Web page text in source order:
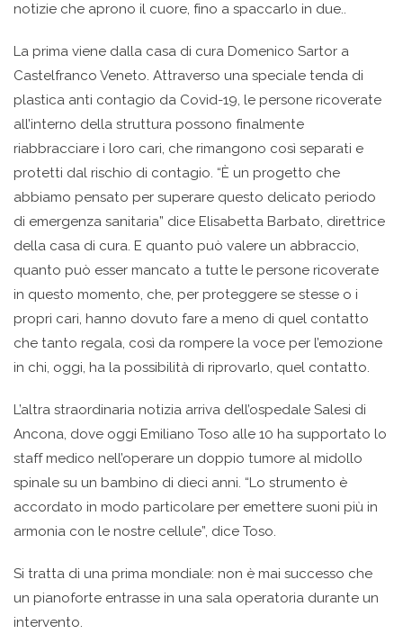
notizie che aprono il cuore, fino a spaccarlo in due..
La prima viene dalla casa di cura Domenico Sartor a
Castelfranco Veneto. Attraverso una speciale tenda di
plastica anti contagio da Covid-19, le persone ricoverate
all’interno della struttura possono finalmente
riabbracciare i loro cari, che rimangono così separati e
protetti dal rischio di contagio. “È un progetto che
abbiamo pensato per superare questo delicato periodo
di emergenza sanitaria” dice Elisabetta Barbato, direttrice
della casa di cura. E quanto può valere un abbraccio,
quanto può esser mancato a tutte le persone ricoverate
in questo momento, che, per proteggere se stesse o i
propri cari, hanno dovuto fare a meno di quel contatto
che tanto regala, così da rompere la voce per l’emozione
in chi, oggi, ha la possibilità di riprovarlo, quel contatto.
L’altra straordinaria notizia arriva dell’ospedale Salesi di
Ancona, dove oggi Emiliano Toso alle 10 ha supportato lo
staff medico nell’operare un doppio tumore al midollo
spinale su un bambino di dieci anni. “Lo strumento è
accordato in modo particolare per emettere suoni più in
armonia con le nostre cellule”, dice Toso.
Si tratta di una prima mondiale: non è mai successo che
un pianoforte entrasse in una sala operatoria durante un
intervento.